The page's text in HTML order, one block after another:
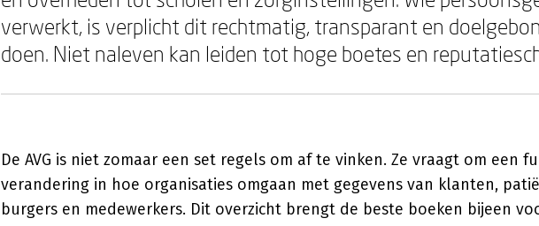
verwerkt, is verplicht dit rechtmatig, transparant en
doen. Niet naleven kan leiden tot hoge boetes en
De AVG is niet zomaar een set regels om af te vinken. Ze vraagt om een
verandering in hoe organisaties omgaan met gegevens van klanten,
burgers en medewerkers. Dit overzicht brengt de beste boeken bijeen